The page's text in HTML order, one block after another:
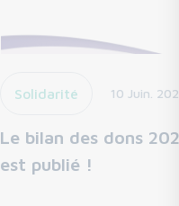
Solidarité 10 Juin.
Le bilan des dons
est publié !